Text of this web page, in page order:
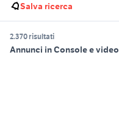
Salva ricerca
2.370 risultati
Annunci in Console e